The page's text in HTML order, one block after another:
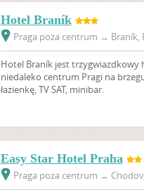
Hotel Braník
Praga poza centrum → Braník,
Hotel Braník jest trzygwiazdkowy
niedaleko centrum Pragi na
łazienkę, TV SAT, minibar.
Easy Star Hotel Praha
Praga poza centrum →